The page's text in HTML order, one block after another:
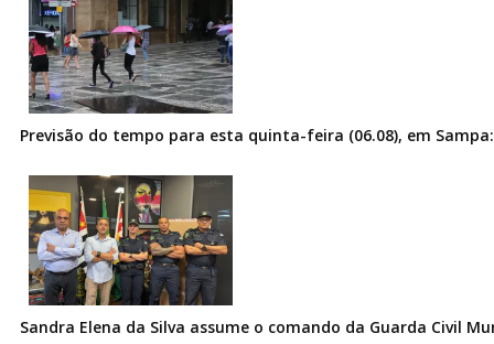
Previsão do tempo para esta quinta-feira (06.08), em
Sandra Elena da Silva assume o comando da Guarda Civil